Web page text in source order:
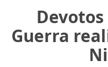
Guerra